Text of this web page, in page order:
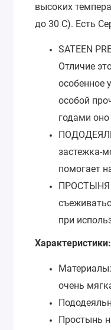
высоких
до 30 С). Есть
SATEEN
Отличие
особенное
особой
годами
застежка-
помогает
при
Характеристики:
очень
Простынь